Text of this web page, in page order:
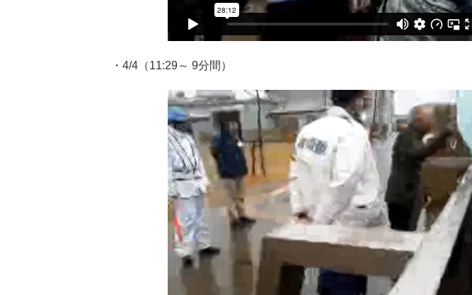
・4/4（11:29～ 9分間）